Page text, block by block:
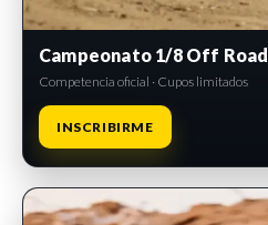
Campeonato 1/8 Off Road
Competencia oficial · Cupos limitados
INSCRIBIRME
INSCRIPCIONES ABIERTAS